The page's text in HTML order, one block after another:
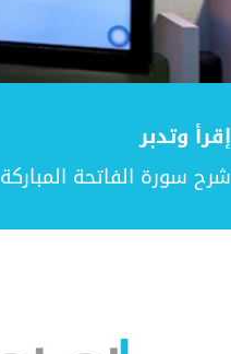
إقرأ وتدبر
شرح سورة الفاتحة المباركة